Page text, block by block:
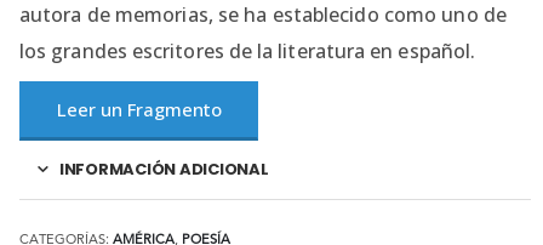
autora de memorias, se ha establecido como uno de
los grandes escritores de la literatura en español.
Leer un Fragmento
INFORMACIÓN ADICIONAL
CATEGORÍAS: AMÉRICA, POESÍA